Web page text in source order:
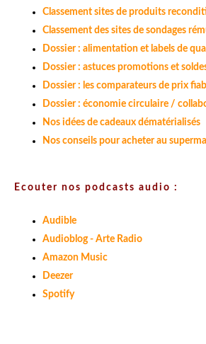
Classement sites de produits
Classement des sites de sondages
Dossier : alimentation et labels de
Dossier : astuces promotions et
Dossier : les comparateurs de prix
Dossier : économie circulaire /
Nos idées de cadeaux dématérialisés
Nos conseils pour acheter au
Ecouter nos podcasts audio :
Audible
Audioblog - Arte Radio
Amazon Music
Deezer
Spotify